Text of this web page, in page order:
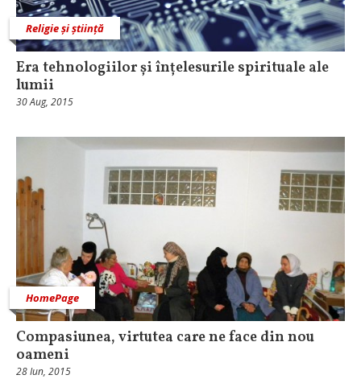
Religie și știință
Era tehnologiilor și înțelesurile spirituale ale
lumii
30 Aug, 2015
HomePage
Compasiunea, virtutea care ne face din nou
oameni
28 Iun, 2015